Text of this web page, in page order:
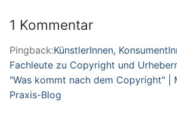
1 Kommentar
Pingback:KünstlerInnen,
Fachleute zu Copyright und
"Was kommt nach dem Copyright" |
Praxis-Blog